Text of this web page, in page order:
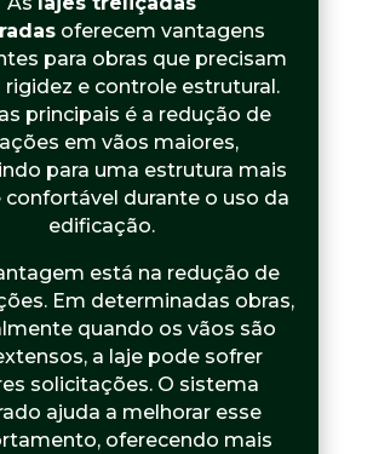
oferecem vantagens
para obras que precisam
rigidez e controle estrutural.
principais é a redução de
em vãos maiores,
para uma estrutura mais
confortável durante o uso da
edificação.
está na redução de
Em determinadas obras,
quando os vãos são
a laje pode sofrer
solicitações. O sistema
ajuda a melhorar esse
oferecendo mais